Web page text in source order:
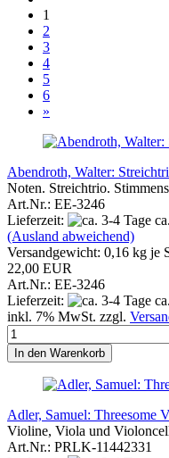
1
2
3
4
5
6
»
Abendroth, Walter:
Noten. Streichtrio.
Art.Nr.: EE-3246
Lieferzeit:
(Ausland abweichend)
Versandgewicht: 0,16 kg je
22,00 EUR
Art.Nr.: EE-3246
Lieferzeit:
inkl. 7% MwSt. zzgl.
In den Warenkorb
Adler, Samuel: Threesome
Violine, Viola und
Art.Nr.: PRLK-11442331